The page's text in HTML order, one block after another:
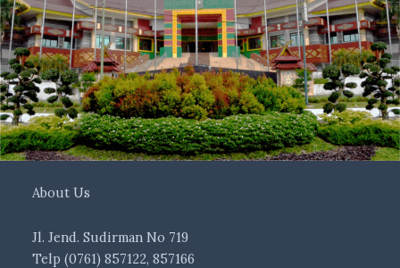
About Us
Jl. Jend. Sudirman No 719
Telp (0761) 857122, 857166